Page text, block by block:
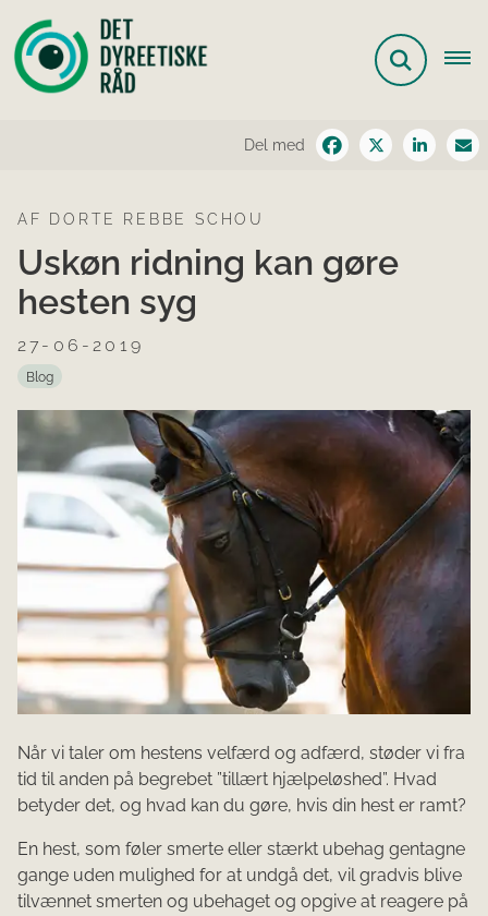
Del med
AF DORTE REBBE SCHOU
Uskøn ridning kan gøre
hesten syg
27-06-2019
Blog
Når vi taler om hestens velfærd og adfærd, støder vi fra
tid til anden på begrebet ”tillært hjælpeløshed”. Hvad
betyder det, og hvad kan du gøre, hvis din hest er ramt?
En hest, som føler smerte eller stærkt ubehag gentagne
gange uden mulighed for at undgå det, vil gradvis blive
tilvænnet smerten og ubehaget og opgive at reagere på